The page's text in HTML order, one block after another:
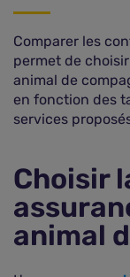
Comparer les
permet de
animal de
en fonction des
services
Choisir
animal